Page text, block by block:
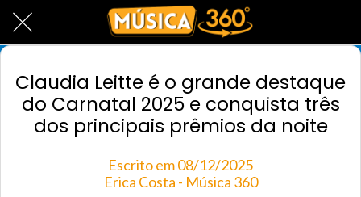
Claudia Leitte é o grande destaque
do Carnatal 2025 e conquista três
dos principais prêmios da noite
Escrito em 08/12/2025
Erica Costa - Música 360